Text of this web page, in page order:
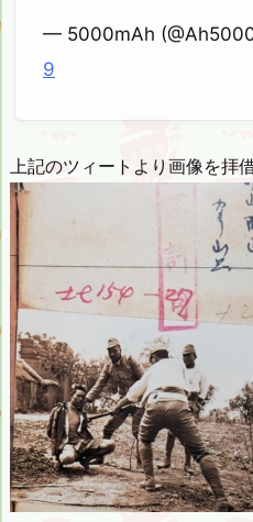
— 5000mAh
9
上記のツィートより画像を拝